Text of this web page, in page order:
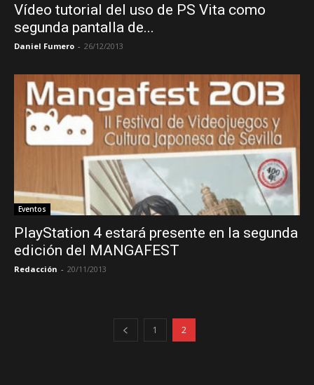
Vídeo tutorial del uso de PS Vita como
segunda pantalla de...
Daniel Fumero - 26/12/2013
Eventos
PlayStation 4 estará presente en la segunda
edición del MANGAFEST
Redacción - 20/11/2013
1 2